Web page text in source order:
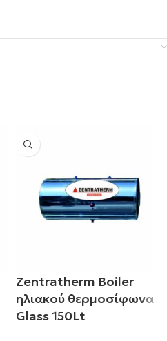
Zentratherm Boiler
ηλιακού θερμοσίφωνα
Glass 150Lt